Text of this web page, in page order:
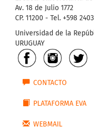
Av. 18 de Julio 1772
CP. 11200 - Tel. +598
Universidad de la
URUGUAY
CONTACTO
PLATAFORMA EVA
WEBMAIL